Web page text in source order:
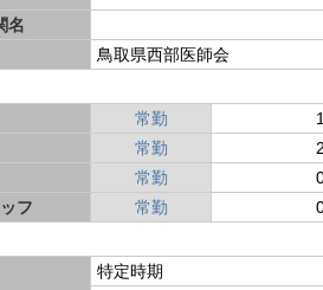
名
鳥取県西部医師会
常勤
常勤
常勤
フ
常勤
特定時期